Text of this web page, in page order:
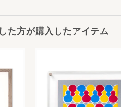
た方が購入したアイテム